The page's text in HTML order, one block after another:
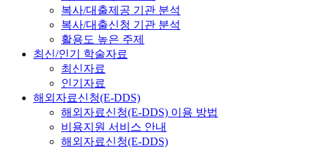
복사/대출제공 기관 분석
복사/대출신청 기관 분석
활용도 높은 주제
최신/인기 학술자료
최신자료
인기자료
해외자료신청(E-DDS)
해외자료신청(E-DDS) 이용 방법
비용지원 서비스 안내
해외자료신청(E-DDS)